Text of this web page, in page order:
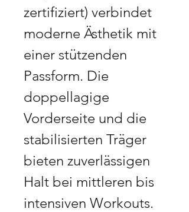
zertifiziert) verbindet
moderne Ästhetik mit
einer stützenden
Passform. Die
doppellagige
Vorderseite und die
stabilisierten Träger
bieten zuverlässigen
Halt bei mittleren bis
intensiven Workouts.